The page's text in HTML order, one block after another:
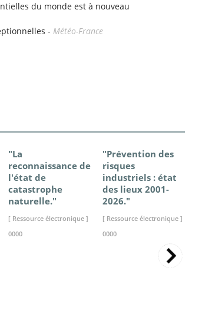
du monde est à nouveau
- Météo-France
"La
reconnaissance de
l'état de
catastrophe
naturelle."
[ Ressource électronique ]
0000
"Prévention des
risques
industriels : état
des lieux 2001-
2026."
[ Ressource électronique ]
0000